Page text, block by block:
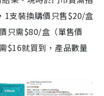
1支裝換購價只售$20/盒
只需$80/盒（單售價
$16就買到，產品數量